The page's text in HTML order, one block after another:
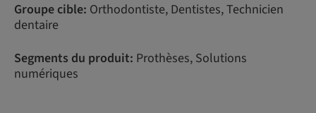
Groupe cible: Orthodontiste, Dentistes, Technicien
dentaire
Segments du produit: Prothèses, Solutions
numériques